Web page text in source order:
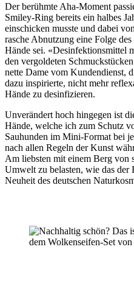
Der berühmte Aha-Moment
Smiley-Ring bereits ein halbes
einschicken musste und dabei
rasche Abnutzung eine Folge
Hände sei. «Desinfektionsmittel
den vergoldeten
nette Dame vom Kundendienst,
dazu inspirierte, nicht mehr
Hände zu desinfizieren.
Unverändert hoch hingegen ist
Hände, welche ich zum Schutz
Sauhunden im Mini-Format bei
nach allen Regeln der Kunst
Am liebsten mit einem Berg von
Umwelt zu belasten, wie das der
Neuheit des deutschen